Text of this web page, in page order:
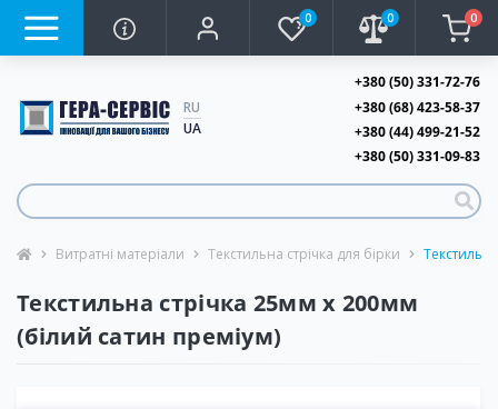
0 0 0
RU
UA
+380 (50) 331-72-76
+380 (68) 423-58-37
+380 (44) 499-21-52
+380 (50) 331-09-83
Витратні матеріали Текстильна стрічка для бірки
Текстильна стрічка 25мм х 200мм
(білий сатин преміум)